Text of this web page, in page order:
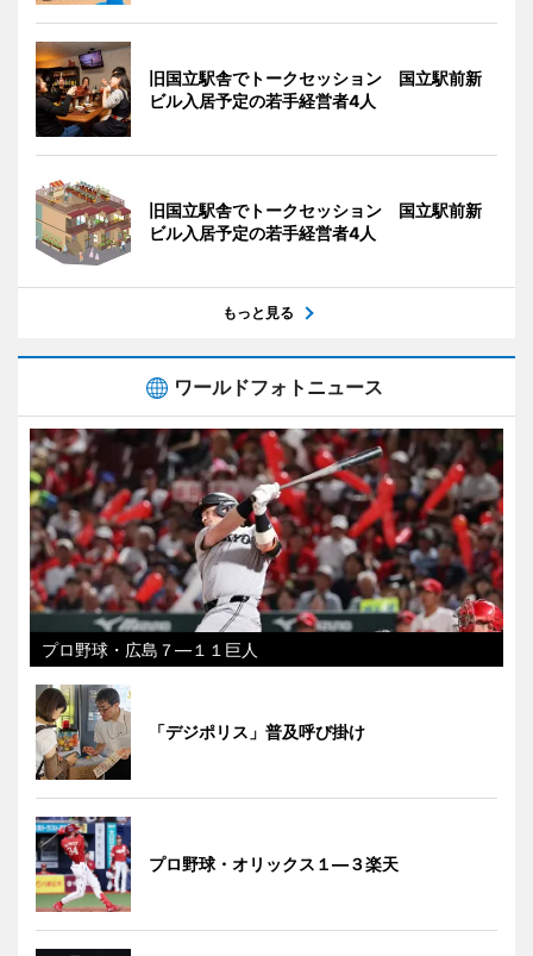
旧国立駅舎でトークセッション 国立駅前新
ビル入居予定の若手経営者4人
旧国立駅舎でトークセッション 国立駅前新
ビル入居予定の若手経営者4人
もっと見る
ワールドフォトニュース
プロ野球・広島７―１１巨人
「デジポリス」普及呼び掛け
プロ野球・オリックス１―３楽天